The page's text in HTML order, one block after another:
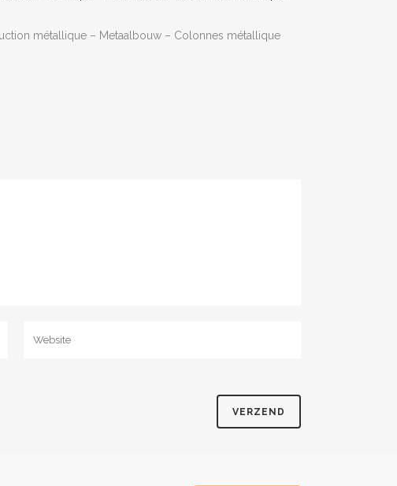
métallique – Metaalbouw – Colonnes métallique